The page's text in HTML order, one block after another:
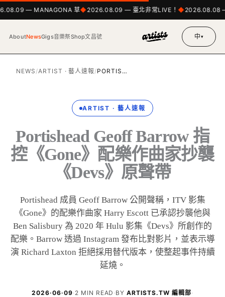
— MANAGONA 草 2026.08.09 — 臺北非常LIVE！ 2026.08.08
AboutNewsGigs音樂祭Shop文昌號 中▾
NEWS /ARTIST · 藝人速報 /PORTIS…
ARTIST · 藝人速報
Portishead Geoff Barrow 指
控《Gone》配樂作曲家抄襲
《Devs》原聲帶
Portishead 成員 Geoff Barrow 公開聲稱，ITV 影集
《Gone》的配樂作曲家 Harry Escott 已承認抄襲他與
Ben Salisbury 為 2020 年 Hulu 影集《Devs》所創作的
配樂。Barrow 透過 Instagram 發布比對影片，並表示導
演 Richard Laxton 拒絕採用替代版本，使整起事件持續
延燒。
2026·06·09· 2 MIN READ · BYARTISTS.TW 編輯部·